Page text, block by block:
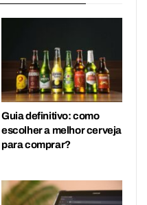
Guia definitivo: como
escolher a melhor cerveja
para comprar?